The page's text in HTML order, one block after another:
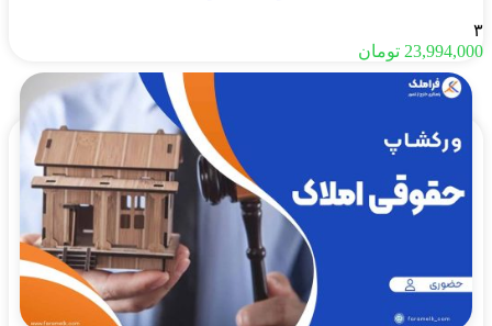
۳
23,994,000 تومان